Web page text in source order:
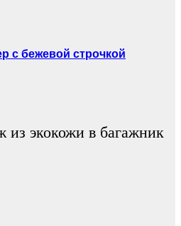
с бежевой строчкой
из экокожи в багажник